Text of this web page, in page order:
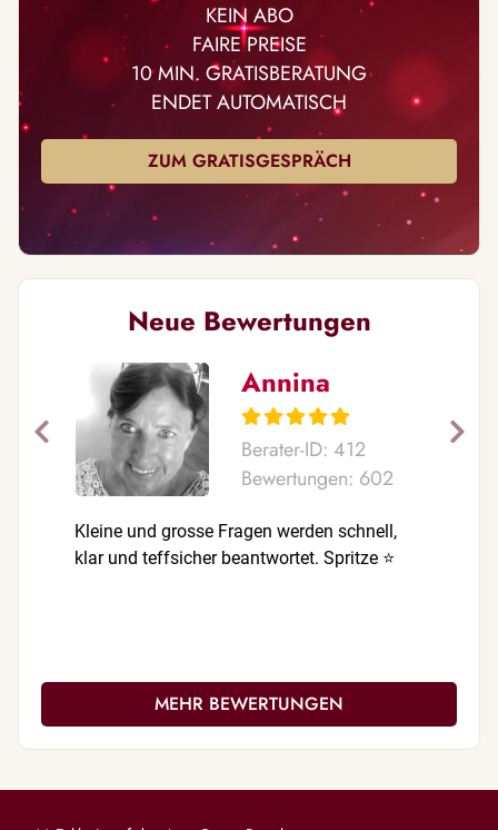
KEIN ABO
FAIRE PREISE
10 MIN. GRATISBERATUNG
ENDET AUTOMATISCH
ZUM GRATISGESPRÄCH
Neue Bewertungen
Annina
Berater-ID: 412
Bewertungen: 602
Kleine und grosse Fragen werden schnell,
klar und teffsicher beantwortet. Spritze ⭐️
MEHR BEWERTUNGEN